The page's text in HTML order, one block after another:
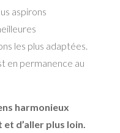
aspirons
les plus adaptées.
en permanence au
harmonieux
d’aller plus loin.